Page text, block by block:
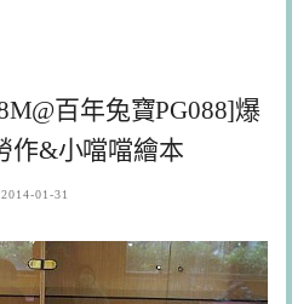
百年兔寶PG088]爆
作&小噹噹繪本
2014-01-31